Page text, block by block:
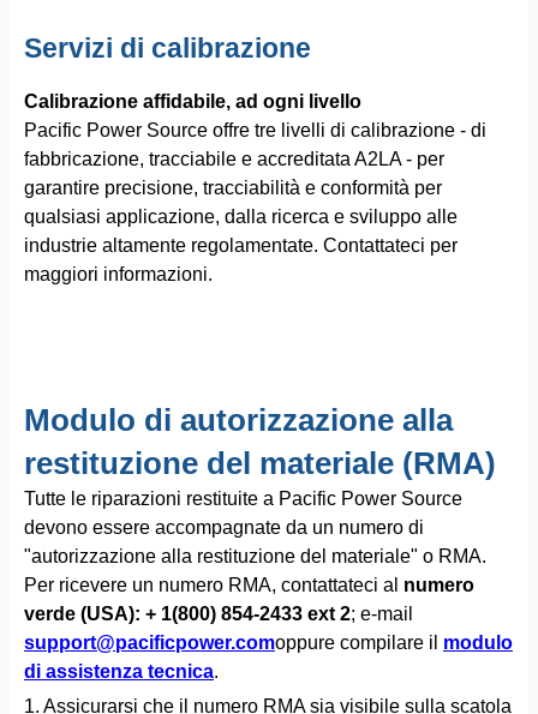
Servizi di calibrazione
Calibrazione affidabile, ad ogni livello
Pacific Power Source offre tre livelli di calibrazione - di
fabbricazione, tracciabile e accreditata A2LA - per
garantire precisione, tracciabilità e conformità per
qualsiasi applicazione, dalla ricerca e sviluppo alle
industrie altamente regolamentate. Contattateci per
maggiori informazioni.
Modulo di autorizzazione alla
restituzione del materiale (RMA)
Tutte le riparazioni restituite a Pacific Power Source
devono essere accompagnate da un numero di
"autorizzazione alla restituzione del materiale" o RMA.
Per ricevere un numero RMA, contattateci al numero
verde (USA): + 1(800) 854-2433 ext 2; e-mail
support@pacificpower.comoppure compilare il modulo
di assistenza tecnica.
1. Assicurarsi che il numero RMA sia visibile sulla scatola